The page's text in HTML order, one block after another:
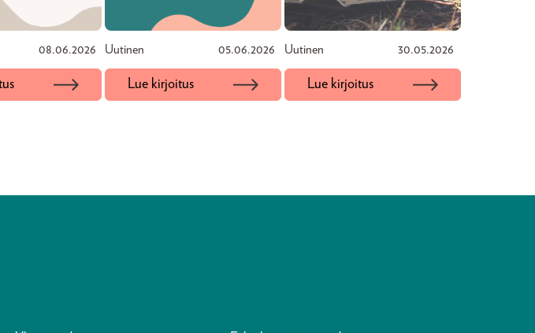
08.06.2026 Uutinen 05.06.2026
Lue kirjoitus
Uutinen 30.05.2026
Lue kirjoitus